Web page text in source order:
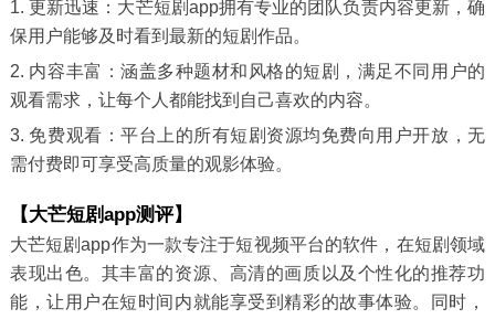
1. 更新迅速：大芒短剧app拥有专业的团队负责内容更新，确
保用户能够及时看到最新的短剧作品。
2. 内容丰富：涵盖多种题材和风格的短剧，满足不同用户的
观看需求，让每个人都能找到自己喜欢的内容。
3. 免费观看：平台上的所有短剧资源均免费向用户开放，无
需付费即可享受高质量的观影体验。
【大芒短剧app测评】
大芒短剧app作为一款专注于短视频平台的软件，在短剧领域
表现出色。其丰富的资源、高清的画质以及个性化的推荐功
能，让用户在短时间内就能享受到精彩的故事体验。同时，